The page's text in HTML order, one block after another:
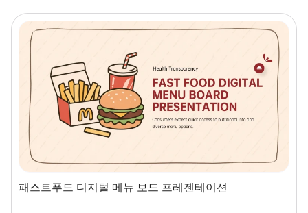
패스트푸드 디지털 메뉴 보드 프레젠테이션